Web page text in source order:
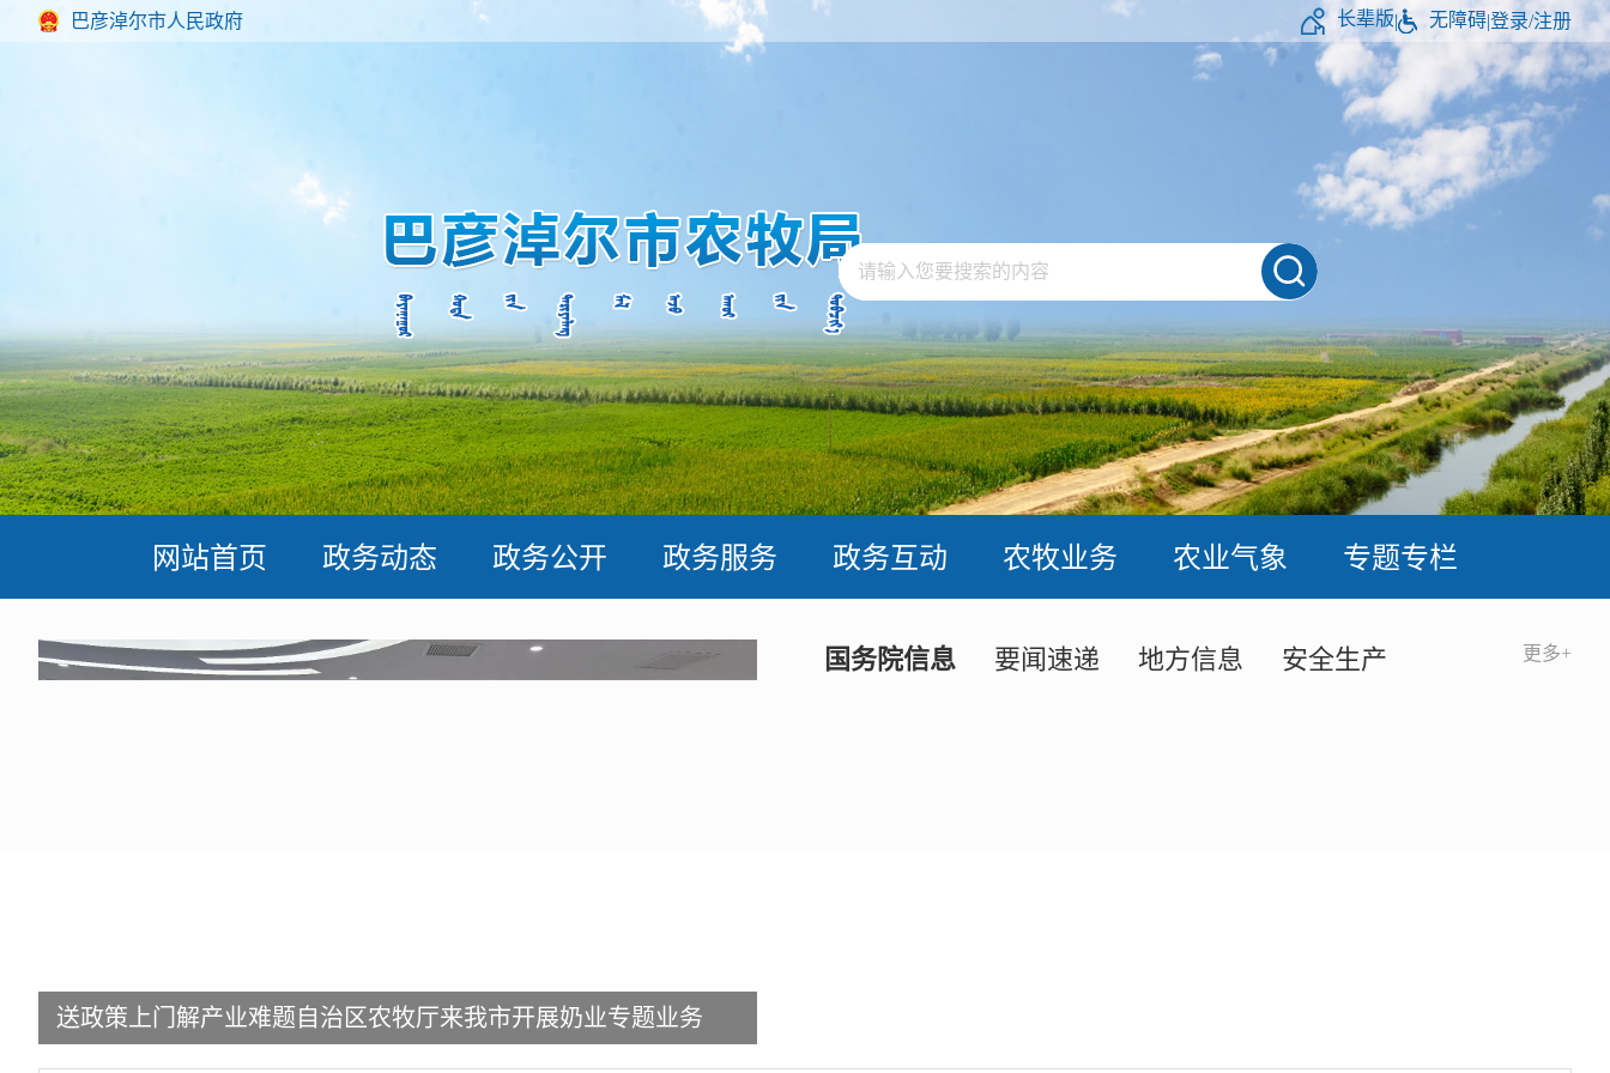
巴彦淖尔市人民政府 长辈版| 无障碍|登录/注册
网站首页 政务动态 政务公开 政务服务 政务互动 农牧业务 农业气象 专题专栏
送政策上门解产业难题自治区农牧厅来我市开展奶业专题业务
国务院信息 要闻速递 地方信息 安全生产 更多+